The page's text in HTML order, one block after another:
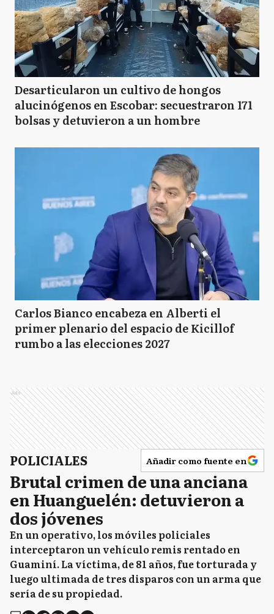
Desarticularon un cultivo de hongos
alucinógenos en Escobar: secuestraron 171
bolsas y detuvieron a un hombre
Carlos Bianco encabeza en Alberti el
primer plenario del espacio de Kicillof
rumbo a las elecciones 2027
Ads
POLICIALES Añadir como fuente en
Brutal crimen de una anciana
en Huanguelén: detuvieron a
dos jóvenes
En un operativo, los móviles policiales
interceptaron un vehículo remis rentado en
Guaminí. La víctima, de 81 años, fue torturada y
luego ultimada de tres disparos con un arma que
sería de su propiedad.